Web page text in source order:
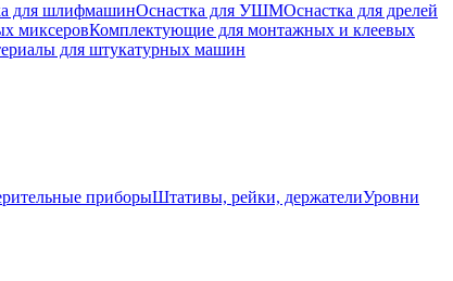
для шлифмашинОснастка для УШМОснастка для дрелей
миксеровКомплектующие для монтажных и клеевых
для штукатурных машин
приборыШтативы, рейки, держателиУровни